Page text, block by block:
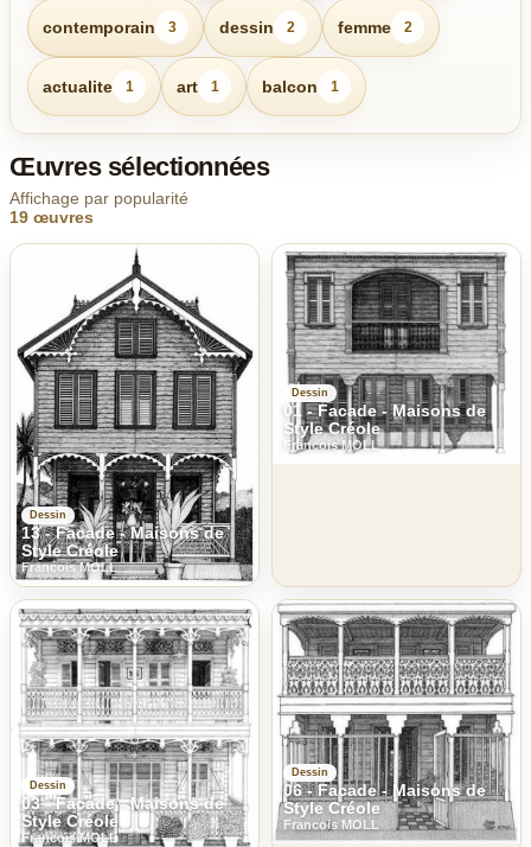
contemporain 3 dessin 2 femme 2
actualite 1 art 1 balcon 1
Œuvres sélectionnées
Affichage par popularité
19 œuvres
Dessin
13 - Facade - Maisons de
Style Créole
Francois MOLL
Dessin
01 - Facade - Maisons de
Style Créole
Francois MOLL
Dessin
03 - Facade - Maisons de
Style Créole
Francois MOLL
Dessin
06 - Facade - Maisons de
Style Créole
Francois MOLL